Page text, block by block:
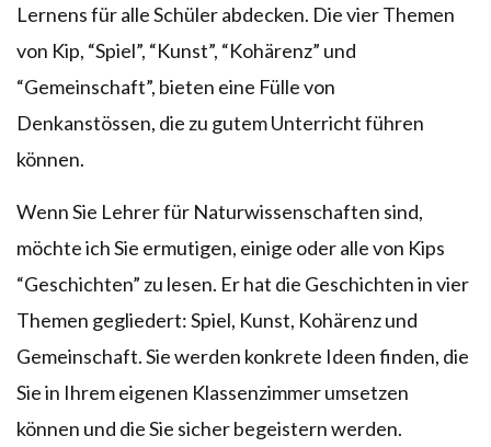
Lernens für alle Schüler abdecken. Die vier Themen
von Kip, “Spiel”, “Kunst”, “Kohärenz” und
“Gemeinschaft”, bieten eine Fülle von
Denkanstössen, die zu gutem Unterricht führen
können.
Wenn Sie Lehrer für Naturwissenschaften sind,
möchte ich Sie ermutigen, einige oder alle von Kips
“Geschichten” zu lesen. Er hat die Geschichten in vier
Themen gegliedert: Spiel, Kunst, Kohärenz und
Gemeinschaft. Sie werden konkrete Ideen finden, die
Sie in Ihrem eigenen Klassenzimmer umsetzen
können und die Sie sicher begeistern werden.